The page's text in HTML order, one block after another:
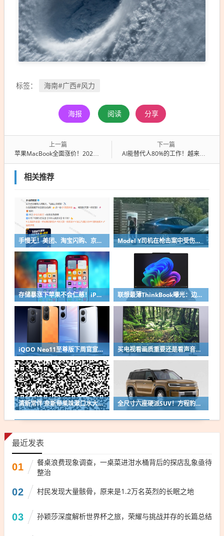
标签： 海南#广西#风力
海报 阅读 分享
上一篇
苹果MacBook全面涨价！2026年全球笔记本出货恐下跌13.6%
下一篇
AI能替代人80%的工作！越来越多信这话裁员的公司都后悔了
相关推荐
手慢无！美团、淘宝闪购、京东官宣“秋天第一杯奶茶”前方门店已爆单预警 Model Y司机在枪击案中受伤！车主请求特斯拉增加一键解锁、跑路功能
存储暴涨下苹果不会仁慈！iPhone 18 Pro系列价格预测：国行万元起步没啥问题 联想最薄ThinkBook曝光：边缘比USB-C接口还薄
iQOO Neo11至尊版下周官宣：搭载国产顶级2K直屏 同档唯一 买电视看画质重要还是看声音重要：很多人都搞错了
清新常伴 奈斯帝果味漱口水大促：16.7元到手72条 全尺寸六座硬派SUV！方程豹钛9新车申报：车长超5.2米
最近发表
01
餐桌浪费现象调查，一桌菜进泔水桶背后的探店乱象亟待
整治
02 村民发现大量骸骨，原来是1.2万名英烈的长眠之地
03 孙颖莎深度解析世界杯之旅，荣耀与挑战并存的长篇总结